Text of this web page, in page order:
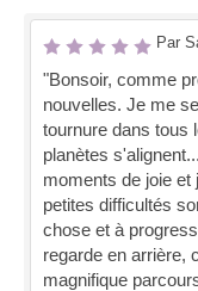
Par
"Bonsoir, comme
nouvelles. Je me
tournure dans tous
planètes
moments de joie et
petites difficultés
chose et à
regarde en arrière,
magnifique